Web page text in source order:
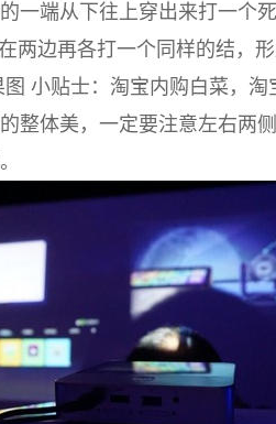
一端从下往上穿出来打一个
两边再各打一个同样的结，
小贴士：淘宝内购白菜，
整体美，一定要注意左右两